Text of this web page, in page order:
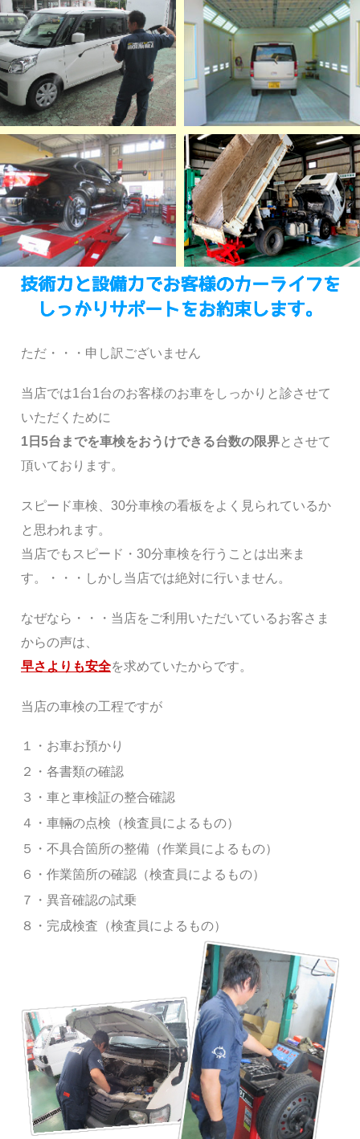
ただ・・・申し訳ございません
当店では1台1台のお客様のお車をしっかりと診させて
いただくために
1日5台までを車検をおうけできる台数の限界とさせて
頂いております。
スピード車検、30分車検の看板をよく見られているか
と思われます。
当店でもスピード・30分車検を行うことは出来ま
す。・・・しかし当店では絶対に行いません。
なぜなら・・・当店をご利用いただいているお客さま
からの声は、
早さよりも安全を求めていたからです。
当店の車検の工程ですが
１・お車お預かり
２・各書類の確認
３・車と車検証の整合確認
４・車輛の点検（検査員によるもの）
５・不具合箇所の整備（作業員によるもの）
６・作業箇所の確認（検査員によるもの）
７・異音確認の試乗
８・完成検査（検査員によるもの）